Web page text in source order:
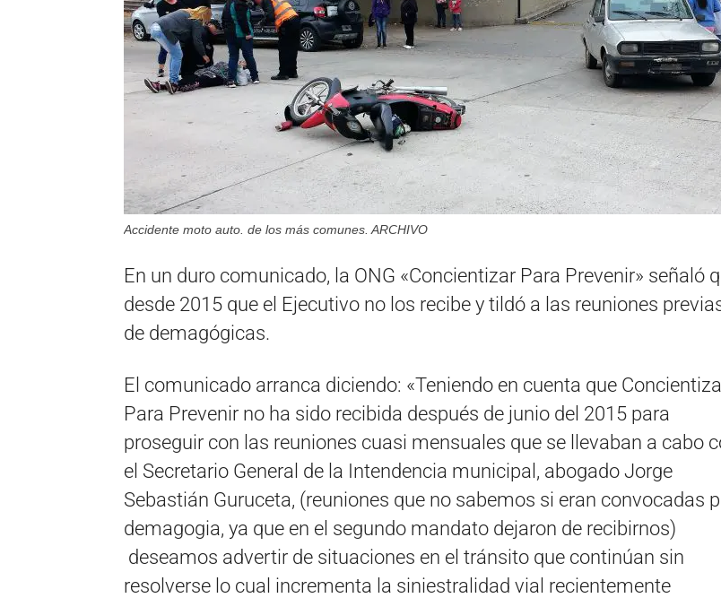
Accidente moto auto. de los más comunes. ARCHIVO
En un duro comunicado, la ONG «Concientizar Para Prevenir» señaló
desde 2015 que el Ejecutivo no los recibe y tildó a las reuniones
de demagógicas.
El comunicado arranca diciendo: «Teniendo en cuenta que
Para Prevenir no ha sido recibida después de junio del 2015 para
proseguir con las reuniones cuasi mensuales que se llevaban a cabo
el Secretario General de la Intendencia municipal, abogado Jorge
Sebastián Guruceta, (reuniones que no sabemos si eran convocadas
demagogia, ya que en el segundo mandato dejaron de recibirnos)
deseamos advertir de situaciones en el tránsito que continúan sin
resolverse lo cual incrementa la siniestralidad vial recientemente